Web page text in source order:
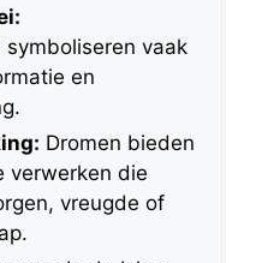
vaak
en
Dromen bieden
verwerken die
vreugde of